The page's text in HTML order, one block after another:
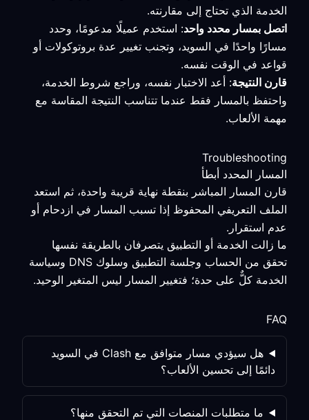
الخدمة الذي تحتاج إلى مقارنته.
اتصل بمسار محدد واحد: استخدم عميلًا مدعومًا، وحدد
مسارًا واحدًا في السويد، وتجنب تغيير عدة بروتوكولات أو
قواعد في الوقت نفسه.
قارن النتيجة: أعد الاختبار نفسه، وراجع شروط الخدمة،
واحتفظ بالمسار فقط عندما تتناسب النتيجة المقاسة مع
مهمة الألعاب.
Troubleshooting
المسار المحدد أبطأ
قارن المسار المباشر بنقطة نهاية قريبة واحدة، ثم استعد
الملف التعريفي المحفوظ إذا تسبب المسار في ازدحام أو
عدم استقرار.
ما زالت الخدمة أو التطبيق يتصرفان بالطريقة نفسها
تحقق من الحساب وجلسة التطبيق وسلوك DNS وسياسة
الخدمة كلٌّ على حدة؛ فتغيير المسار ليس المتغير الوحيد.
FAQ
هل سيؤدي مسار متوافق مع Clash في السويد
دائمًا إلى تحسين الألعاب؟
ما متطلبات المنصات التي تم التحقق منها؟